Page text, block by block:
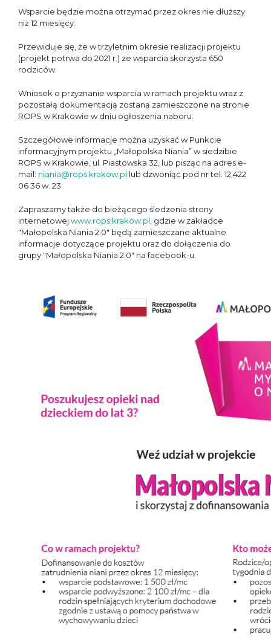
Wsparcie będzie można otrzymać przez okres nie dłuższy
niż 12 miesięcy.
Przewiduje się, że w trzyletnim okresie realizacji projektu
(projekt potrwa do 2021 r.) ze wsparcia skorzysta 650
rodziców.
Wniosek o przyznanie wsparcia w ramach projektu wraz z
pozostałą dokumentacją zostaną zamieszczone na stronie
ROPS w Krakowie w dniu ogłoszenia naboru.
Szczegółowe informacje można uzyskać w Punkcie
informacyjnym projektu „Małopolska Niania” w siedzibie
ROPS w Krakowie, ul. Piastowska 32, lub pisząc na adres e-
mail: niania@rops.krakow.pl lub dzwoniąc pod nr tel. 12 422
06 36 w. 23.
Zapraszamy także do bieżącego śledzenia strony
internetowejwww.rops.krakow.pl, gdzie w zakładce
"Małopolska Niania 2.0" będą zamieszczane aktualne
informacje dotyczące projektu oraz do dołączenia do
grupy "Małopolska Niania 2.0" na facebook-u.